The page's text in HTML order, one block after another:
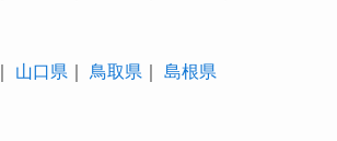
｜ 山口県 ｜ 鳥取県 ｜ 島根県